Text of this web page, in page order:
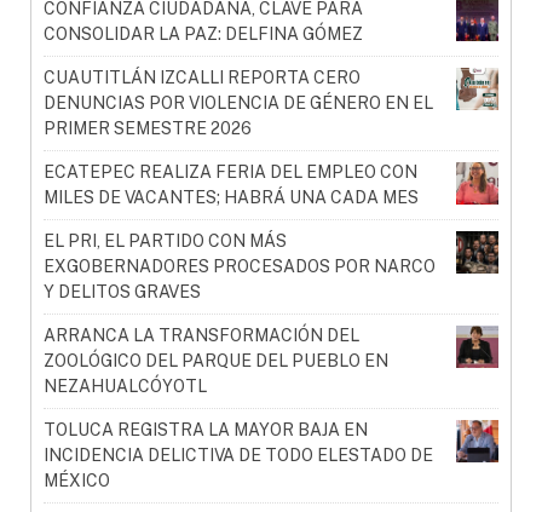
CONFIANZA CIUDADANA, CLAVE PARA
CONSOLIDAR LA PAZ: DELFINA GÓMEZ
CUAUTITLÁN IZCALLI REPORTA CERO
DENUNCIAS POR VIOLENCIA DE GÉNERO EN EL
PRIMER SEMESTRE 2026
ECATEPEC REALIZA FERIA DEL EMPLEO CON
MILES DE VACANTES; HABRÁ UNA CADA MES
EL PRI, EL PARTIDO CON MÁS
EXGOBERNADORES PROCESADOS POR NARCO
Y DELITOS GRAVES
ARRANCA LA TRANSFORMACIÓN DEL
ZOOLÓGICO DEL PARQUE DEL PUEBLO EN
NEZAHUALCÓYOTL
TOLUCA REGISTRA LA MAYOR BAJA EN
INCIDENCIA DELICTIVA DE TODO ELESTADO DE
MÉXICO